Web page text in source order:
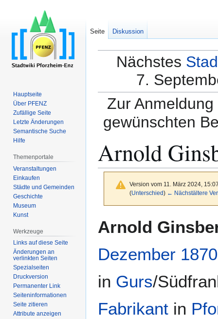
Nächstes
7.
Zur
gewünschten
Arnold
Version vom 11. März 2024,
(Unterschied) ← Nächstältere
Navigation
Suche
Arnold
Dezember 1870
in Gurs/
Fabrikant in
Seite Diskussion
Hauptseite
Über PFENZ
Zufällige Seite
Letzte Änderungen
Semantische Suche
Hilfe
Themenportale
Veranstaltungen
Einkaufen
Städte und Gemeinden
Geschichte
Museum
Kunst
Werkzeuge
Links auf diese Seite
Änderungen an
verlinkten Seiten
Spezialseiten
Druckversion
Permanenter Link
Seiten­­informationen
Seite zitieren
Attribute anzeigen